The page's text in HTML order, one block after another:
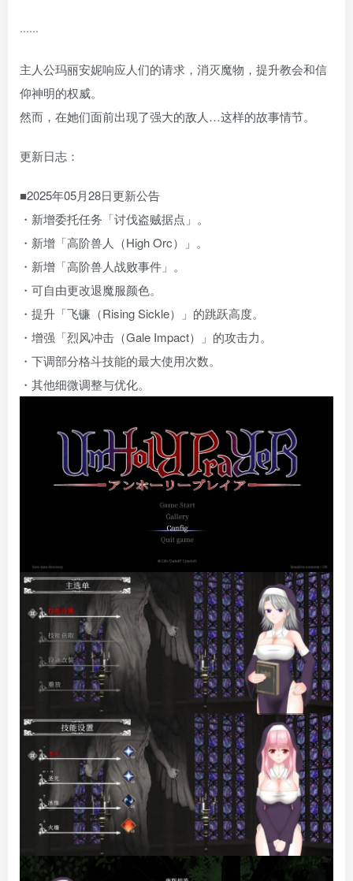
······
主人公玛丽安妮响应人们的请求，消灭魔物，提升教会和信
仰神明的权威。
然而，在她们面前出现了强大的敌人…这样的故事情节。
更新日志：
■2025年05月28日更新公告
・新增委托任务「讨伐盗贼据点」。
・新增「高阶兽人（High Orc）」。
・新增「高阶兽人战败事件」。
・可自由更改退魔服颜色。
・提升「飞镰（Rising Sickle）」的跳跃高度。
・增强「烈风冲击（Gale Impact）」的攻击力。
・下调部分格斗技能的最大使用次数。
・其他细微调整与优化。